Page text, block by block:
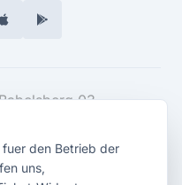
den Betrieb der
uns,